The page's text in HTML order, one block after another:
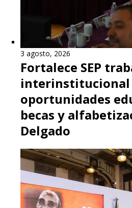
3 agosto, 2026
Fortalece SEP
interinstitucional
oportunidades
becas y
Delgado